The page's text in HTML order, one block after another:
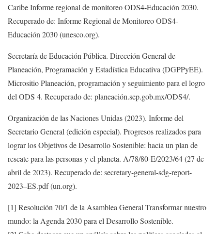
Caribe Informe regional de monitoreo ODS4-Educación 2030.
Recuperado de: Informe Regional de Monitoreo ODS4-
Educación 2030 (unesco.org).
Secretaría de Educación Pública. Dirección General de
Planeación, Programación y Estadística Educativa (DGPPyEE).
Micrositio Planeación, programación y seguimiento para el logro
del ODS 4. Recuperado de: planeación.sep.gob.mx/ODS4/.
Organización de las Naciones Unidas (2023). Informe del
Secretario General (edición especial). Progresos realizados para
lograr los Objetivos de Desarrollo Sostenible: hacia un plan de
rescate para las personas y el planeta. A/78/80-E/2023/64 (27 de
abril de 2023). Recuperado de: secretary-general-sdg-report-
2023–ES.pdf (un.org).
[1] Resolución 70/1 de la Asamblea General Transformar nuestro
mundo: la Agenda 2030 para el Desarrollo Sostenible.